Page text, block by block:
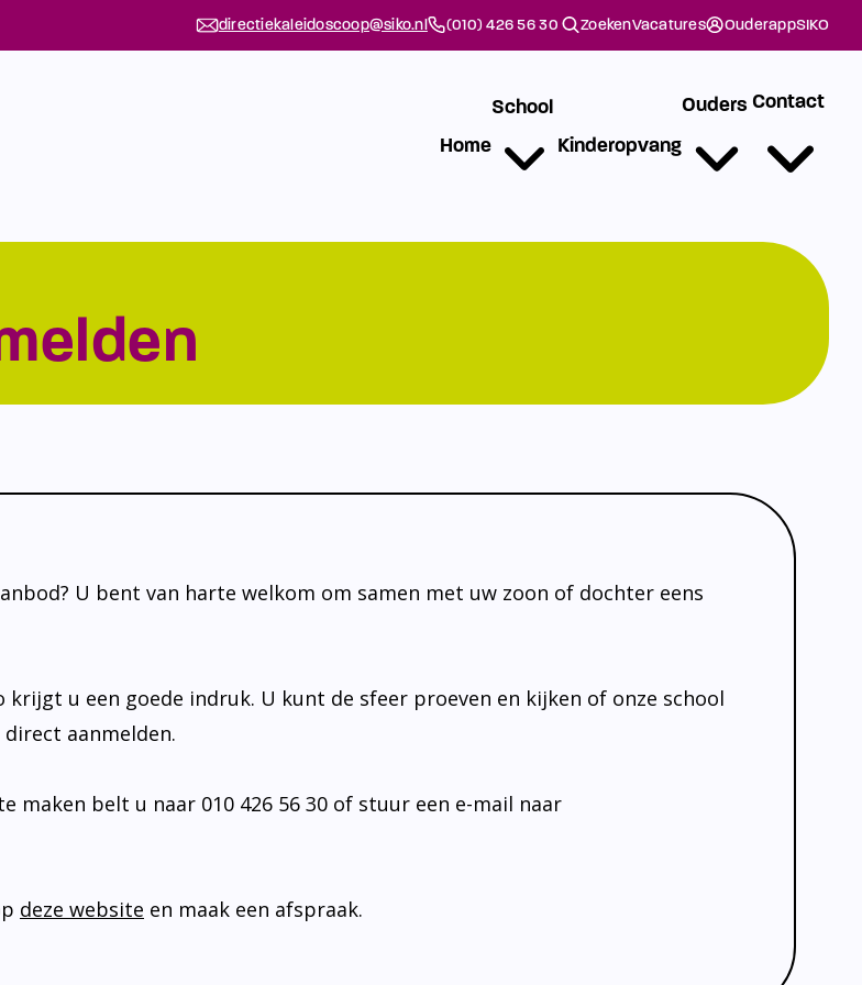
directiekaleidoscoop@siko.nl (010) 426 56 30 ZoekenVacatures OuderappSIKO
Home
School
Kinderopvang
Ouders Contact
U bent van harte welkom om samen met uw zoon of dochter eens
u een goede indruk. U kunt de sfeer proeven en kijken of onze school
aanmelden.
maken belt u naar 010 426 56 30 of stuur een e-mail naar
deze website en maak een afspraak.